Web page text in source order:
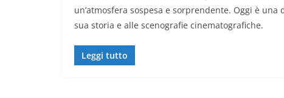
un’atmosfera sospesa e sorprendente. Oggi è
sua storia e alle scenografie cinematografiche.
Leggi tutto